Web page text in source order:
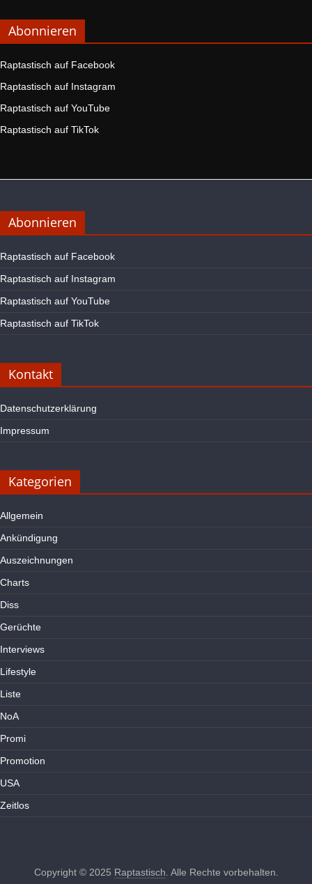
Abonnieren
Raptastisch auf Facebook
Raptastisch auf Instagram
Raptastisch auf YouTube
Raptastisch auf TikTok
Abonnieren
Raptastisch auf Facebook
Raptastisch auf Instagram
Raptastisch auf YouTube
Raptastisch auf TikTok
Kontakt
Datenschutzerklärung
Impressum
Kategorien
Allgemein
Ankündigung
Auszeichnungen
Charts
Diss
Gerüchte
Interviews
Lifestyle
Liste
NoA
Promi
Promotion
USA
Zeitlos
Copyright © 2025 Raptastisch . Alle Rechte vorbehalten.